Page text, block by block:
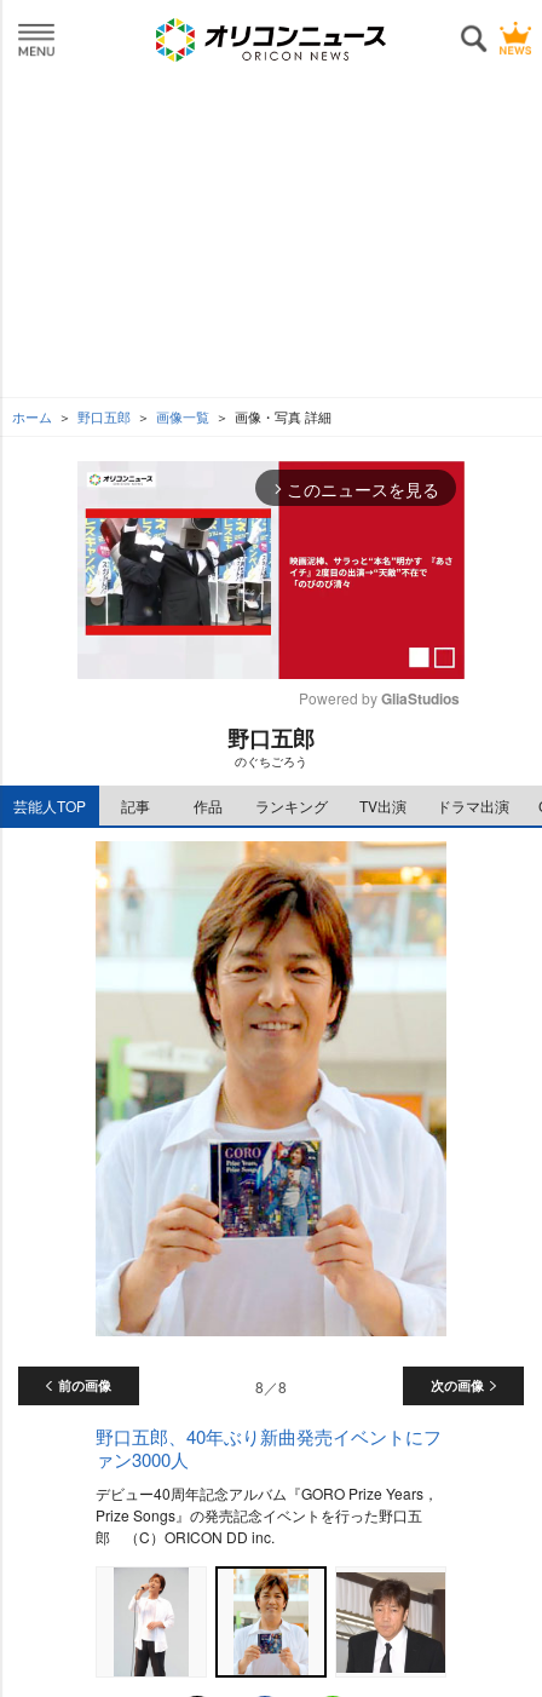
ホーム 野口五郎 画像一覧 画像・写真 詳細
arrow_forward_ios このニュースを見る
e
Powered by GliaStudios
野口五郎
のぐちごろう
芸能人TOP 記事 作品 ランキング TV出演 ドラマ出演
前の画像 次の画像
8／8
野口五郎、40年ぶり新曲発売イベントにフ
ァン3000人
デビュー40周年記念アルバム『GORO Prize Years，
Prize Songs』の発売記念イベントを行った野口五
郎 （C）ORICON DD inc.